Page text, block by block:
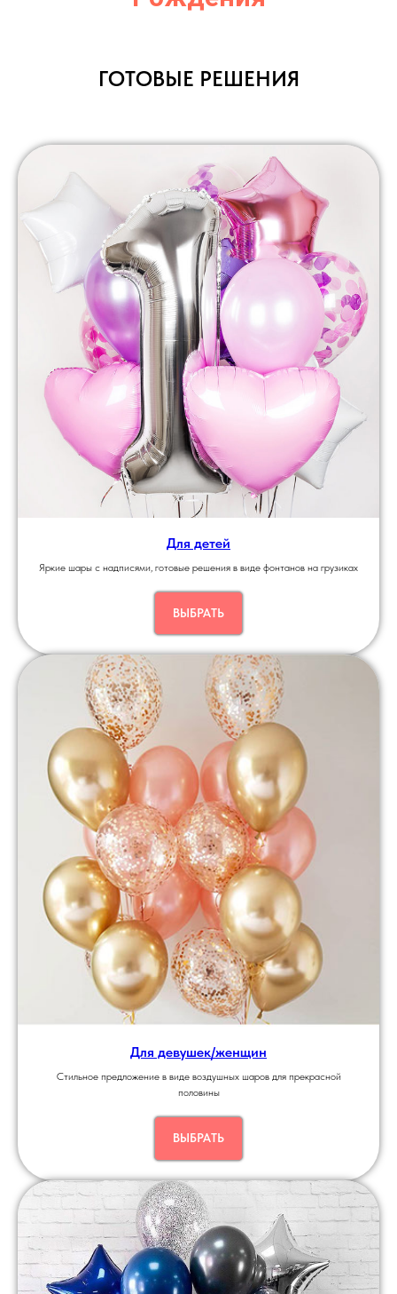
ГОТОВЫЕ РЕШЕНИЯ
Для детей
Яркие шары с надписями, готовые решения в виде фонтанов на грузиках
ВЫБРАТЬ
Для девушек/женщин
Стильное предложение в виде воздушных шаров для прекрасной
половины
ВЫБРАТЬ